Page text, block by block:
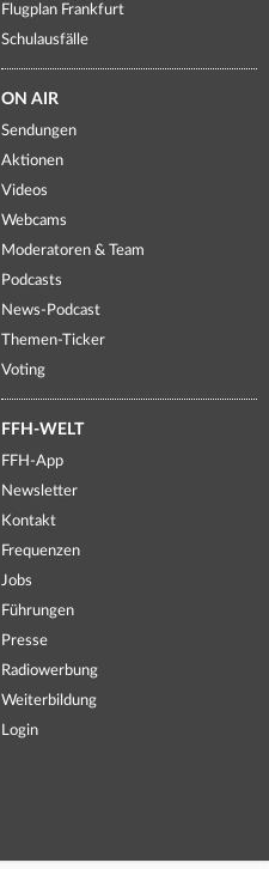
Flugplan Frankfurt
Schulausfälle
ON AIR
Sendungen
Aktionen
Videos
Webcams
Moderatoren & Team
Podcasts
News-Podcast
Themen-Ticker
Voting
FFH-WELT
FFH-App
Newsletter
Kontakt
Frequenzen
Jobs
Führungen
Presse
Radiowerbung
Weiterbildung
Login